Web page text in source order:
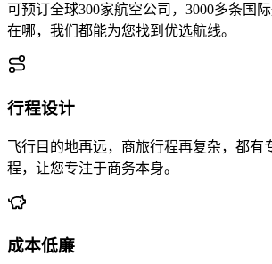
可预订全球300家航空公司，3000多条国
在哪，我们都能为您找到优选航线。
行程设计
飞行目的地再远，商旅行程再复杂，都有
程，让您专注于商务本身。
成本低廉